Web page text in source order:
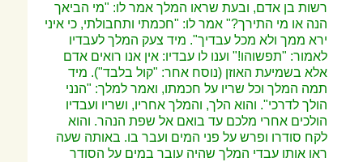
רשות בן אדם, ובעת שראו המלך אמר לו: "מי הביאך
הנה או מי התירך?" אמר לו: "חכמתי ותחבולתי, כי איני
ירא ממך ולא מכל עבדיך". מיד צעק המלך לעבדיו
לאמור: "תפשוהו!" וענו לו עבדיו: אין אנו רואים אדם
אלא בשמיעת האוזן (נוסח אחר: "קול בלבד"). מיד
תמה המלך וכל שריו על חכמתו, ואמר למלך: "הנני
הולך לדרכי". והוא הלך, והמלך אחריו, ושריו ועבדיו
הולכים אחרי מלכם עד בואם אל שפת הנהר. והוא
לקח סודרו ופרש על פני המים ועבר בו. באותה שעה
ראו אותו עבדי המלך שהיה עובר במים על הסודר